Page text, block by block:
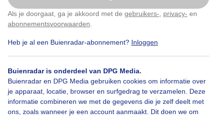
Als je doorgaat, ga je akkoord met de gebruikers- privacy- en
abonnementsvoorwaarden
Heb je al een Buienradar-abonnement? Inloggen
Buienradar is onderdeel van DPG Media.
Buienradar en DPG Media gebruiken cookies om informatie over
je apparaat, locatie, browser en surfgedrag te verzamelen. Deze
informatie combineren we met de gegevens die je zelf deelt met
ons, zoals wanneer je een account aanmaakt. Dit doen we om
Klik hierom dit aan te passen